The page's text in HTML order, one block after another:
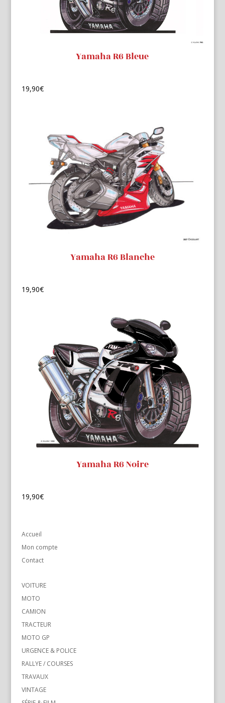
Yamaha R6 Bleue
19,90€
Yamaha R6 Blanche
19,90€
Yamaha R6 Noire
19,90€
Accueil
Mon compte
Contact
VOITURE
MOTO
CAMION
TRACTEUR
MOTO GP
URGENCE & POLICE
RALLYE / COURSES
TRAVAUX
VINTAGE